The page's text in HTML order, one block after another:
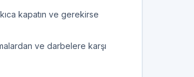
kapatın ve gerekirse
ve darbelere karşı